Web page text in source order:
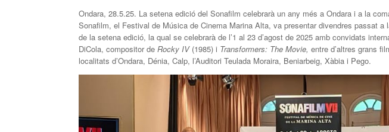
Ondara, 28.5.25. La setena edició del Sonafilm celebrarà un any més a Ondara i a la
Sonafilm, el Festival de Música de Cinema Marina Alta, va presentar divendres passat
de la setena edició, la qual se celebrarà de l’1 al 23 d’agost de 2025 amb convidats
DiCola, compositor de Rocky IV (1985) i Transformers: The Movie, entre d’altres grans
localitats d’Ondara, Dénia, Calp, l’Auditori Teulada Moraira, Beniarbeig, Xàbia i Pego.